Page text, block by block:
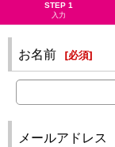
STEP 1
入力
お名前 [必須]
メールアドレス